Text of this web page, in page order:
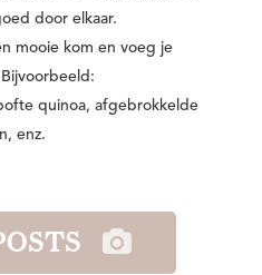
door elkaar.
mooie kom en voeg je
quinoa, afgebrokkelde
enz.